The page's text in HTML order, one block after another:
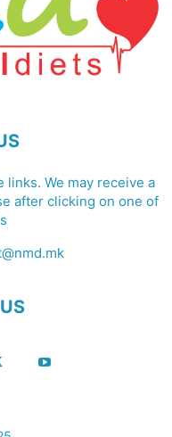
We may receive a
after clicking on one of